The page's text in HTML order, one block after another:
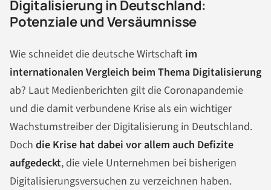
Digitalisierung in Deutschland:
Potenziale und Versäumnisse
Wie schneidet die deutsche Wirtschaft im
internationalen Vergleich beim Thema Digitalisierung
ab? Laut Medienberichten gilt die Coronapandemie
und die damit verbundene Krise als ein wichtiger
Wachstumstreiber der Digitalisierung in Deutschland.
Doch die Krise hat dabei vor allem auch Defizite
aufgedeckt, die viele Unternehmen bei bisherigen
Digitalisierungsversuchen zu verzeichnen haben.